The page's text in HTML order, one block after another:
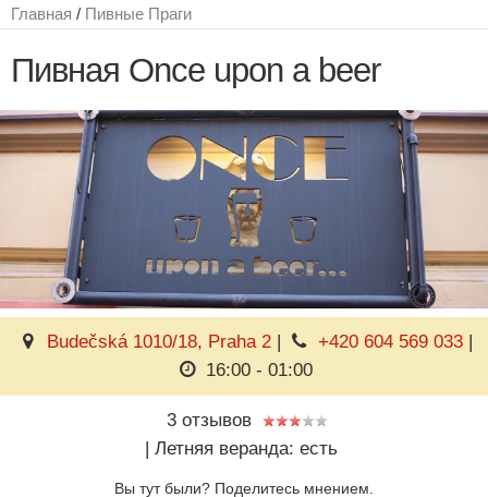
Главная / Пивные Праги
Пивная Once upon a beer
Budečská 1010/18, Praha 2 | +420 604 569 033|
16:00 - 01:00
3 отзывов
| Летняя веранда: есть
Вы тут были? Поделитесь мнением.